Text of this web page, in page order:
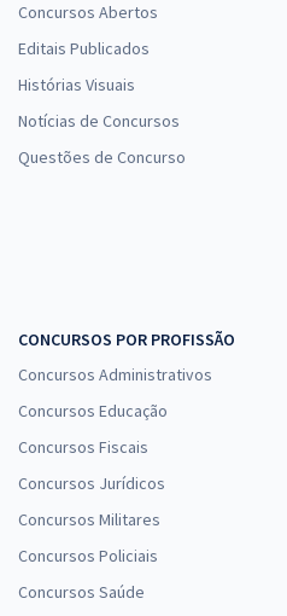
Concursos Abertos
Editais Publicados
Histórias Visuais
Notícias de Concursos
Questões de Concurso
CONCURSOS POR PROFISSÃO
Concursos Administrativos
Concursos Educação
Concursos Fiscais
Concursos Jurídicos
Concursos Militares
Concursos Policiais
Concursos Saúde